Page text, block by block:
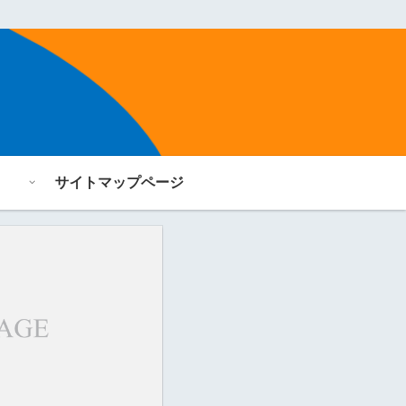
サイトマップページ